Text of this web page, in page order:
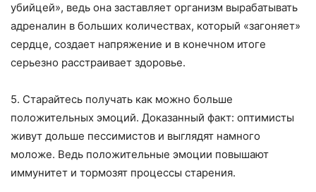
убийцей», ведь она заставляет организм вырабатывать
адреналин в больших количествах, который «загоняет»
сердце, создает напряжение и в конечном итоге
серьезно расстраивает здоровье.
5. Старайтесь получать как можно больше
положительных эмоций. Доказанный факт: оптимисты
живут дольше пессимистов и выглядят намного
моложе. Ведь положительные эмоции повышают
иммунитет и тормозят процессы старения.